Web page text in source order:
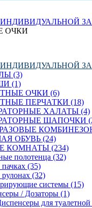
ИНДИВИДУАЛЬНОЙ
ОЧКИ
(3)
(1)
ОЧКИ (6)
ПЕРЧАТКИ (18)
ХАЛАТЫ (4)
ШАПОЧКИ
ОБУВЬ (24)
КОМНАТЫ (234)
полотенца (32)
пачках (35)
рулонах (32)
системы (15)
/ Дозаторы (1)
для